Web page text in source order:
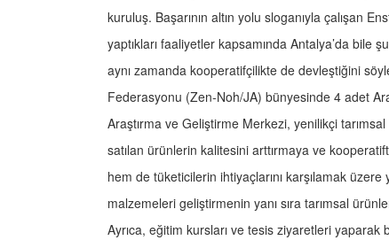
kuruluş. Başarının altın yolu sloganıyla çalışan
yaptıkları faaliyetler kapsamında Antalya’da bile
aynı zamanda kooperatifçilikte de devleştiğini
Federasyonu (Zen-Noh/JA) bünyesinde 4 adet
Araştırma ve Geliştirme Merkezi, yenilikçi
satılan ürünlerin kalitesini arttırmaya ve
hem de tüketicilerin ihtiyaçlarını karşılamak
malzemeleri geliştirmenin yanı sıra tarımsal
Ayrıca, eğitim kursları ve tesis ziyaretleri yaparak